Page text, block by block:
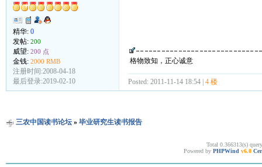
精华: 0
发帖: 200
威望: 200 点
金钱: 2000 RMB
注册时间:2008-04-18
最后登录:2019-02-10
格物致知，正心诚意
Posted: 2011-11-14 18:54 | 4 楼
三农中国读书论坛» 毕业研究生读书报告
Total 0.366313(s)
Powered by PHPWind v6.0